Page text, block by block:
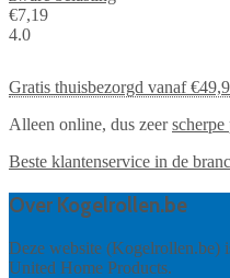
€7,19
4.0
Gratis thuisbezorgd vanaf
Alleen online, dus zeerscherpe
Beste klantenservice in de
Over Kogelrollen.be
Deze website (Kogelrollen.be)
United Home Products.